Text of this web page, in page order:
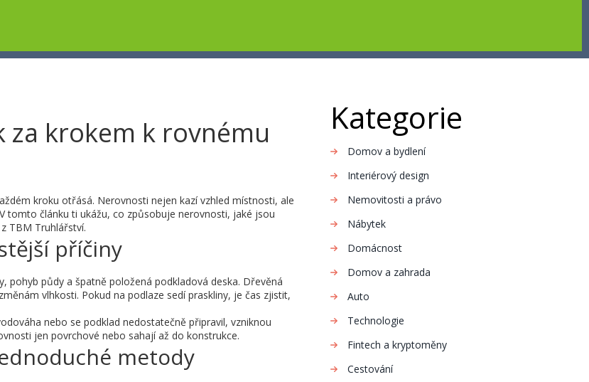
za krokem k rovnému
kroku otřásá. Nerovnosti nejen kazí vzhled místnosti, ale
tomto článku ti ukážu, co způsobuje nerovnosti, jaké jsou
TBM Truhlářství.
příčiny
půdy a špatně položená podkladová deska. Dřevěná
vlhkosti. Pokud na podlaze sedí praskliny, je čas zjistit,
nebo se podklad nedostatečně připravil, vzniknou
jen povrchové nebo sahají až do konstrukce.
metody
Kategorie
Domov a bydlení
Interiérový design
Nemovitosti a právo
Nábytek
Domácnost
Domov a zahrada
Auto
Technologie
Fintech a kryptoměny
Cestování